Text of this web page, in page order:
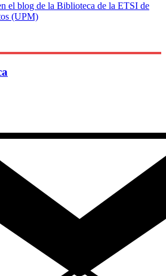
el blog de la Biblioteca de la ETSI de
(UPM)